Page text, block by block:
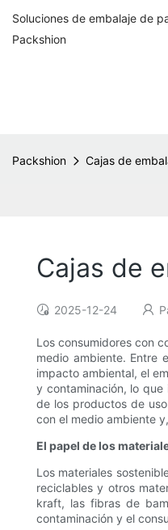
Soluciones de embalaje de
Packshion
Packshion Cajas de
Cajas de
2025-12-24
Los consumidores con
medio ambiente. Entre
impacto ambiental, el
y contaminación, lo que
de los productos de
con el medio ambiente
El papel de los
Los materiales
reciclables y otros
kraft, las fibras de
contaminación y el